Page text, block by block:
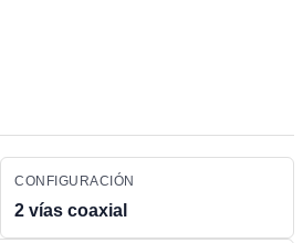
CONFIGURACIÓN
2 vías coaxial